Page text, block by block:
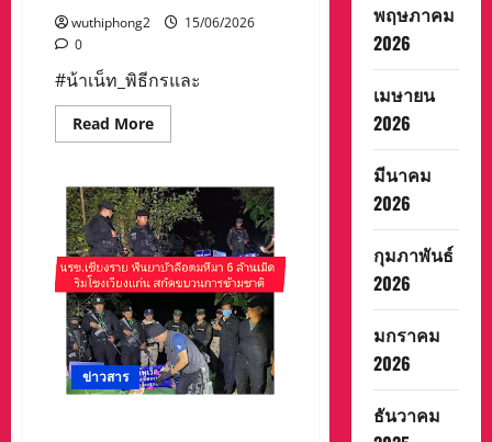
wuthiphong2
15/06/2026
0
#น้าเน็ท_พิธีกรและ
Read MoreRead
more
เน็ท_พิธีกร
และ
ผู้
สื่อ
ข่าว
กีฬา
รายการ
กีฬา
วา
ไร
ตี้
สำนัก
ข่าว
บางกอก
ทู
ข่าวสาร
พฤษภาคม
2026
เมษายน
2026
มีนาคม
2026
กุมภาพันธ์
2026
มกราคม
2026
ธันวาคม